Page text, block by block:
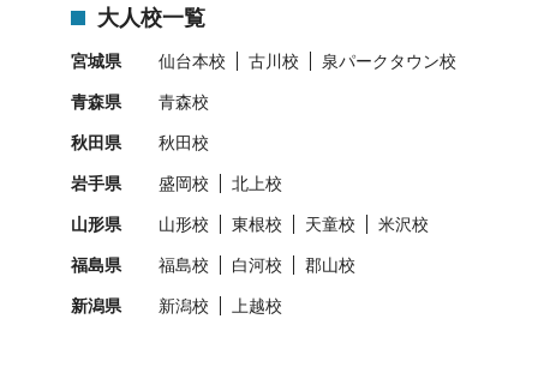
大人校一覧
宮城県 仙台本校 古川校 泉パークタウン校
青森県 青森校
秋田県 秋田校
岩手県 盛岡校 北上校
山形県 山形校 東根校 天童校 米沢校
福島県 福島校 白河校 郡山校
新潟県 新潟校 上越校